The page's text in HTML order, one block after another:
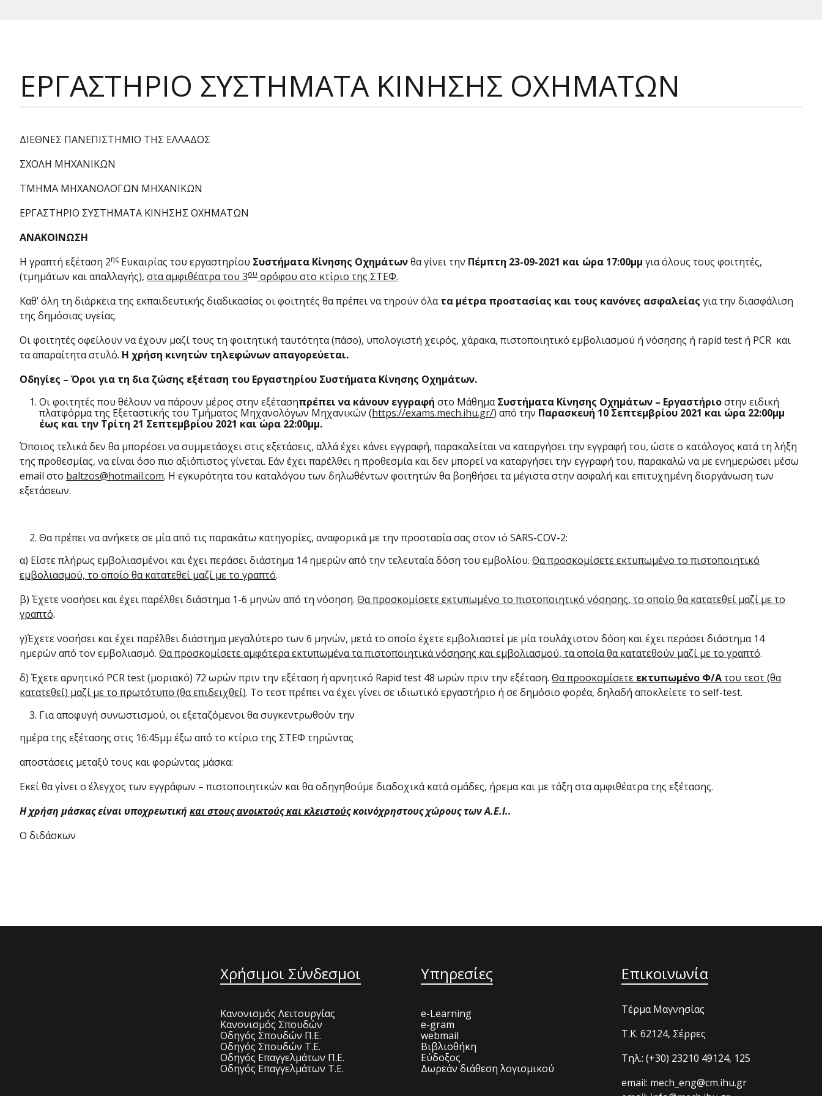
ΕΡΓΑΣΤΗΡΙΟ ΣΥΣΤΗΜΑΤΑ ΚΙΝΗΣΗΣ ΟΧΗΜΑΤΩΝ
ΔΙΕΘΝΕΣ ΠΑΝΕΠΙΣΤΗΜΙΟ ΤΗΣ ΕΛΛΑΔΟΣ
ΣΧΟΛΗ ΜΗΧΑΝΙΚΩΝ
ΤΜΗΜΑ ΜΗΧΑΝΟΛΟΓΩΝ ΜΗΧΑΝΙΚΩΝ
ΕΡΓΑΣΤΗΡΙΟ ΣΥΣΤΗΜΑΤΑ ΚΙΝΗΣΗΣ ΟΧΗΜΑΤΩΝ
ΑΝΑΚΟΙΝΩΣΗ
Η γραπτή εξέταση 2ης Ευκαιρίας του εργαστηρίου Συστήματα Κίνησης Οχημάτωνθα γίνει την Πέμπτη 23-09-2021 και ώρα 17:00μμ για όλους τους φοιτητές,
(τμημάτων και απαλλαγής), στα αμφιθέατρα του 3ου ορόφου στο κτίριο της ΣΤΕΦ.
Καθ’ όλη τη διάρκεια της εκπαιδευτικής διαδικασίας οι φοιτητές θα πρέπει να τηρούν όλατα μέτρα προστασίας και τους κανόνες ασφαλείας για την διασφάλιση
της δημόσιας υγείας.
Οι φοιτητές οφείλουν να έχουν μαζί τους τη φοιτητική ταυτότητα (πάσο), υπολογιστή χειρός, χάρακα, πιστοποιητικό εμβολιασμού ή νόσησης ή rapid test ή PCR και
τα απαραίτητα στυλό. Η χρήση κινητών τηλεφώνων απαγορεύεται.
Οδηγίες – Όροι για τη δια ζώσης εξέταση του Εργαστηρίου Συστήματα Κίνησης Οχημάτων.
Οι φοιτητές που θέλουν να πάρουν μέρος στην εξέτασηπρέπει να κάνουν εγγραφή στο ΜάθημαΣυστήματα Κίνησης Οχημάτων – Εργαστήριοστην ειδική
πλατφόρμα της Εξεταστικής του Τμήματος Μηχανολόγων Μηχανικών (https://exams.mech.ihu.gr/) από την Παρασκευή 10 Σεπτεμβρίου 2021 και ώρα 22:00μμ
έως και την Τρίτη 21 Σεπτεμβρίου 2021 και ώρα 22:00μμ.
Όποιος τελικά δεν θα μπορέσει να συμμετάσχει στις εξετάσεις, αλλά έχει κάνει εγγραφή, παρακαλείται να καταργήσει την εγγραφή του, ώστε ο κατάλογος κατά τη λήξη
της προθεσμίας, να είναι όσο πιο αξιόπιστος γίνεται. Εάν έχει παρέλθει η προθεσμία και δεν μπορεί να καταργήσει την εγγραφή του, παρακαλώ να με ενημερώσει μέσω
email στο baltzos@hotmail.com. Η εγκυρότητα του καταλόγου των δηλωθέντων φοιτητών θα βοηθήσει τα μέγιστα στην ασφαλή και επιτυχημένη διοργάνωση των
εξετάσεων.
Θα πρέπει να ανήκετε σε μία από τις παρακάτω κατηγορίες, αναφορικά με την προστασία σας στον ιό SARS-COV-2:
α) Είστε πλήρως εμβολιασμένοι και έχει περάσει διάστημα 14 ημερών από την τελευταία δόση του εμβολίου. Θα προσκομίσετε εκτυπωμένο το πιστοποιητικό
εμβολιασμού, το οποίο θα κατατεθεί μαζί με το γραπτό.
β) Έχετε νοσήσει και έχει παρέλθει διάστημα 1-6 μηνών από τη νόσηση. Θα προσκομίσετε εκτυπωμένο το πιστοποιητικό νόσησης, το οποίο θα κατατεθεί μαζί με το
γραπτό.
γ)Έχετε νοσήσει και έχει παρέλθει διάστημα μεγαλύτερο των 6 μηνών, μετά το οποίο έχετε εμβολιαστεί με μία τουλάχιστον δόση και έχει περάσει διάστημα 14
ημερών από τον εμβολιασμό. Θα προσκομίσετε αμφότερα εκτυπωμένα τα πιστοποιητικά νόσησης και εμβολιασμού, τα οποία θα κατατεθούν μαζί με το γραπτό.
δ) Έχετε αρνητικό PCR test (μοριακό) 72 ωρών πριν την εξέταση ή αρνητικό Rapid test 48 ωρών πριν την εξέταση. Θα προσκομίσετε εκτυπωμένο Φ/Ατου τεστ (θα
κατατεθεί) μαζί με το πρωτότυπο (θα επιδειχθεί). Το τεστ πρέπει να έχει γίνει σε ιδιωτικό εργαστήριο ή σε δημόσιο φορέα, δηλαδή αποκλείετε το self-test.
Για αποφυγή συνωστισμού, οι εξεταζόμενοι θα συγκεντρωθούν την
ημέρα της εξέτασης στις 16:45μμ έξω από το κτίριο της ΣΤΕΦ τηρώντας
αποστάσεις μεταξύ τους και φορώντας μάσκα:
Εκεί θα γίνει ο έλεγχος των εγγράφων – πιστοποιητικών και θα οδηγηθούμε διαδοχικά κατά ομάδες, ήρεμα και με τάξη στα αμφιθέατρα της εξέτασης.
Η χρήση μάσκας είναι υποχρεωτική και στους ανοικτούς και κλειστούςκοινόχρηστους χώρους των Α.Ε.Ι..
Ο διδάσκων
Χρήσιμοι Σύνδεσμοι
Κανονισμός Λειτουργίας
Κανονισμός Σπουδών
Οδηγός Σπουδών Π.Ε.
Οδηγός Σπουδών Τ.Ε.
Οδηγός Επαγγελμάτων Π.Ε.
Οδηγός Επαγγελμάτων Τ.Ε.
Υπηρεσίες
e-Learning
e-gram
webmail
Βιβλιοθήκη
Εύδοξος
Δωρεάν διάθεση λογισμικού
Επικοινωνία
Τέρμα Μαγνησίας
T.K. 62124, Σέρρες
Τηλ.: (+30) 23210 49124, 125
email: mech_eng@cm.ihu.gr